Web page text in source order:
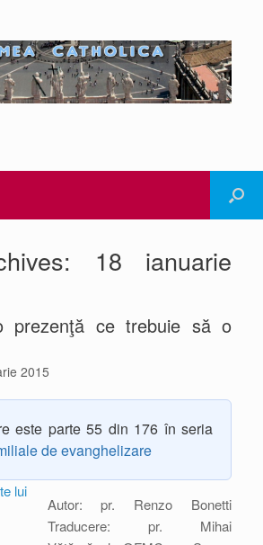
18 ianuarie
prezenţă ce trebuie să o
2015
este parte 55 din 176 în seria
de evanghelizare
Autor: pr. Renzo Bonetti
Traducere: pr. Mihai